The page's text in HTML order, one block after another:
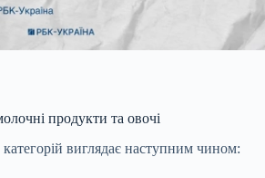
продукти та овочі
виглядає наступним чином: